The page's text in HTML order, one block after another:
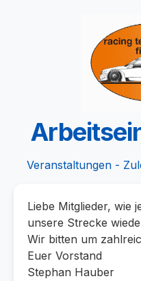
Veranstaltungen -
Liebe Mitglieder, wie
unsere Strecke
Wir bitten um
Euer Vorstand
Stephan Hauber